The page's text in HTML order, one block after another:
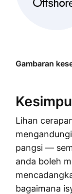
Gambaran
Lihan
pangsi —
anda boleh
bagaimana